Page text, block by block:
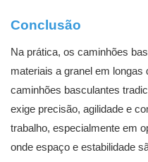
Conclusão
Na prática, os caminhões
materiais a granel em longas
caminhões basculantes
exige precisão, agilidade e
trabalho, especialmente em
onde espaço e estabilidade